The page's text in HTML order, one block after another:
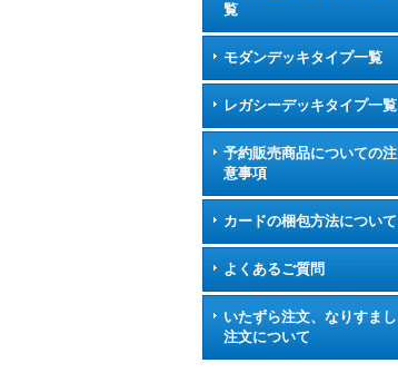
覧
モダンデッキタイプ一覧
レガシーデッキタイプ一覧
予約販売商品についての注
意事項
カードの梱包方法について
よくあるご質問
いたずら注文、なりすまし
注文について